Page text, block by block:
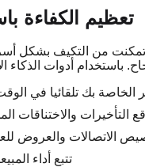
تعظيم الكفاءة
تمكنت من التكيف
باستخدام أدوات الذكاء
الخاصة بك تلقائيا في
التأخيرات والاختناقات
الاتصالات والعروض
تتبع أداء